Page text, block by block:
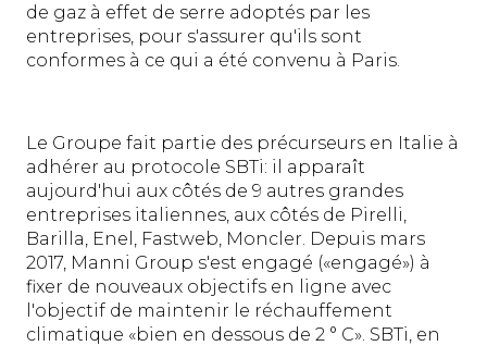
de gaz à effet de serre adoptés par les
entreprises, pour s'assurer qu'ils sont
conformes à ce qui a été convenu à Paris.
Le Groupe fait partie des précurseurs en Italie à
adhérer au protocole SBTi: il apparaît
aujourd'hui aux côtés de 9 autres grandes
entreprises italiennes, aux côtés de Pirelli,
Barilla, Enel, Fastweb, Moncler. Depuis mars
2017, Manni Group s'est engagé («engagé») à
fixer de nouveaux objectifs en ligne avec
l'objectif de maintenir le réchauffement
climatique «bien en dessous de 2 ° C». SBTi, en